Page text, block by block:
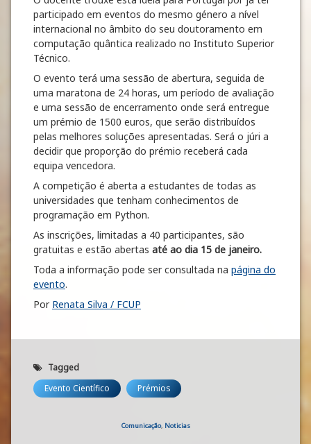
participado em eventos do mesmo género a nível
internacional no âmbito do seu doutoramento em
computação quântica realizado no Instituto Superior
Técnico.
O evento terá uma sessão de abertura, seguida de
uma maratona de 24 horas, um período de avaliação
e uma sessão de encerramento onde será entregue
um prémio de 1500 euros, que serão distribuídos
pelas melhores soluções apresentadas. Será o júri a
decidir que proporção do prémio receberá cada
equipa vencedora.
A competição é aberta a estudantes de todas as
universidades que tenham conhecimentos de
programação em Python.
As inscrições, limitadas a 40 participantes, são
gratuitas e estão abertas até ao dia 15 de janeiro.
Toda a informação pode ser consultada na página do
evento.
Por Renata Silva / FCUP
Tagged
Evento Científico
Prémios
Categories:
Comunicação, Noticias